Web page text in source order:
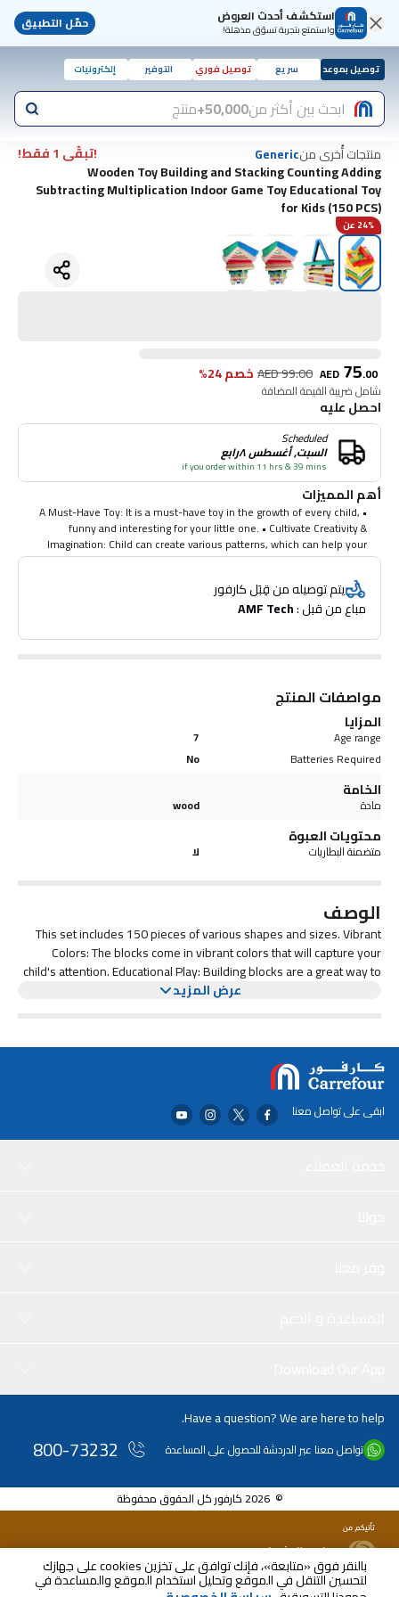
بالنقر فوق «متابعة»، فإنك توافق على تخزين cookies على جهازك
لتحسين التنقل في الموقع وتحليل استخدام الموقع والمساعدة في
استكشف أحدث العروض
واستمتع بتجربة تسوّق مذهلة! حمّل التطبيق
توصيل بموعد سريع توصيل فوري التوفير إلكترونيات
ابحث بين أكثر من50,000+ منتج
منتجات أُخرى منGeneric
!تبقّى 1 فقط!
Wooden Toy Building and Stacking Counting Adding
Subtracting Multiplication Indoor Game Toy Educational Toy
for Kids (150 PCS)
24% عن
AED 75.00
AED99.00 خصم 24%
شامل ضريبة القيمة المضافة
احصل عليه
Scheduled
السبت, أغسطس ٨رابع
if you order within 11 hrs & 39 mins
أهم المميزات
• A Must-Have Toy: It is a must-have toy in the growth of every child,
funny and interesting for your little one. • Cultivate Creativity &
Imagination: Child can create various patterns, which can help your
children to encourage creativity, enhance their imagination, logical
thinking, and hand-eye coordination. • Increase Parent-Child
Communication: If you order the building blocks, it will be a great
opportunity for parents and children interact together which can
memory. • Great Variety in Colors: Bright, vibrant colors make this toy
improve the child's creative thinking ability.
يتم توصيله من قِبَل كارفور
مباع من قبل : AMF Tech
مواصفات المنتج
المزايا
Age range
7
Batteries Required
No
الخامة
مادة wood
محتويات العبوة
متضمنة البطاريات لا
الوصف
This set includes 150 pieces of various shapes and sizes. Vibrant
Colors: The blocks come in vibrant colors that will capture your
child's attention. Educational Play: Building blocks are a great way to
help children learn and develop their motor skills, problem-solving
عرض المزيد
AED75.00
ابقى على تواصل معنا
Have a question? We are here to help.
تواصل معنا عبر الدردشة للحصول على المساعدة 800-73232
© 2026 كارفور كل الحقوق محفوظة